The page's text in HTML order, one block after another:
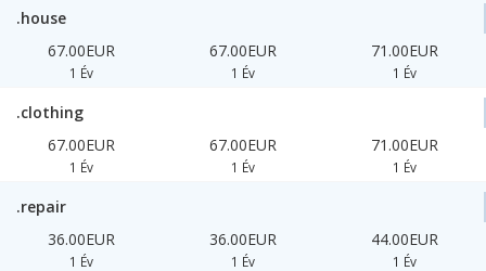
.house
67.00EUR
1 Év
67.00EUR
1 Év
71.00EUR
1 Év
.clothing
67.00EUR
1 Év
67.00EUR
1 Év
71.00EUR
1 Év
.repair
36.00EUR
1 Év
36.00EUR
1 Év
44.00EUR
1 Év